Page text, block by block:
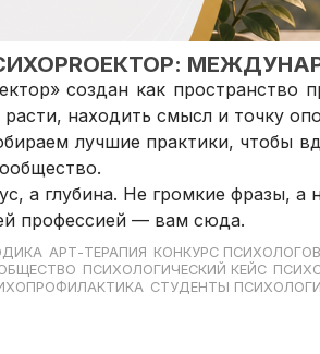
создан как
расти, находить смысл и точку
лучшие практики, чтобы
а глубина. Не громкие фразы, а
профессией — вам сюда.
АРТ-ТЕРАПИЯ КОНКУРС ПСИХОЛОГОВ
ПСИХОЛОГИЧЕСКИЙ КЕЙС
СТУДЕНТЫ